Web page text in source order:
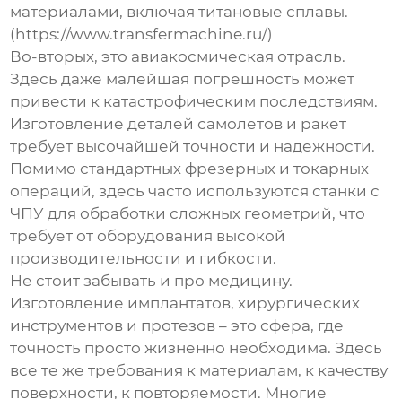
материалами, включая титановые сплавы.
(https://www.transfermachine.ru/)
Во-вторых, это авиакосмическая отрасль.
Здесь даже малейшая погрешность может
привести к катастрофическим последствиям.
Изготовление деталей самолетов и ракет
требует высочайшей точности и надежности.
Помимо стандартных фрезерных и токарных
операций, здесь часто используются станки с
ЧПУ для обработки сложных геометрий, что
требует от оборудования высокой
производительности и гибкости.
Не стоит забывать и про медицину.
Изготовление имплантатов, хирургических
инструментов и протезов – это сфера, где
точность просто жизненно необходима. Здесь
все те же требования к материалам, к качеству
поверхности, к повторяемости. Многие